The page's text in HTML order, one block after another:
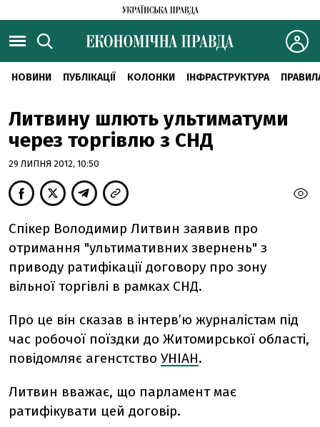
НОВИНИ ПУБЛІКАЦІЇ КОЛОНКИ ІНФРАСТРУКТУРА
Литвину шлють ультиматуми
через торгівлю з СНД
29 ЛИПНЯ 2012, 10:50
Спікер Володимир Литвин заявив про
отримання "ультимативних звернень" з
приводу ратифікації договору про зону
вільної торгівлі в рамках СНД.
Про це він сказав в інтерв’ю журналістам під
час робочої поїздки до Житомирської області,
повідомляє агенстство УНІАН.
Литвин вважає, що парламент має
ратифікувати цей договір.